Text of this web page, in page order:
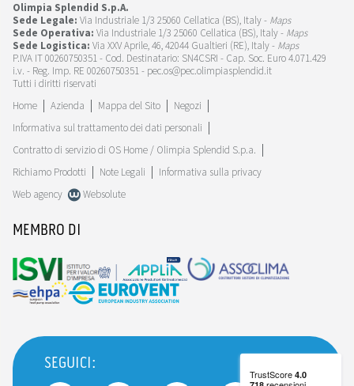
Olimpia Splendid S.p.A.
Sede Legale: Via Industriale 1/3 25060 Cellatica (BS), Italy - Maps
Sede Operativa: Via Industriale 1/3 25060 Cellatica (BS), Italy - Maps
Sede Logistica: Via XXV Aprile, 46, 42044 Gualtieri (RE), Italy - Maps
P.IVA IT 00260750351 - Cod. Destinatario: SN4CSRI - Cap. Soc. Euro 4.071.429
i.v. - Reg. Imp. RE 00260750351 - pec.os@pec.olimpiasplendid.it
Tutti i diritti riservati
Home
Azienda Mappa del Sito
Negozi
Informativa sul trattamento dei dati personali
Contratto di servizio di OS Home / Olimpia Splendid S.p.a.
Richiamo Prodotti
Note Legali
Informativa sulla privacy
Web agency
Websolute
MEMBRO DI
SEGUICI: